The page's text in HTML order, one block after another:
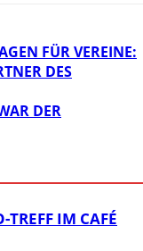
FÜR VEREINE:
DES
DER
TREFF IM CAFÉ